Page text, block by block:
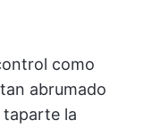
como
abrumado
taparte la